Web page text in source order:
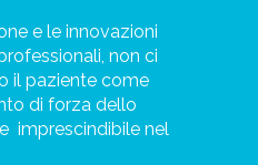
e le innovazioni
non ci
il paziente come
di forza dello
imprescindibile nel